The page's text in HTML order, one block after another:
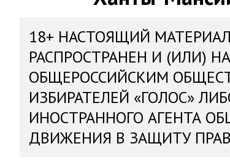
18+ НАСТОЯЩИЙ
РАСПРОСТРАНЕН И (ИЛИ)
ОБЩЕРОССИЙСКИМ
ИЗБИРАТЕЛЕЙ «ГОЛОС»
ИНОСТРАННОГО АГЕНТА
ДВИЖЕНИЯ В ЗАЩИТУ